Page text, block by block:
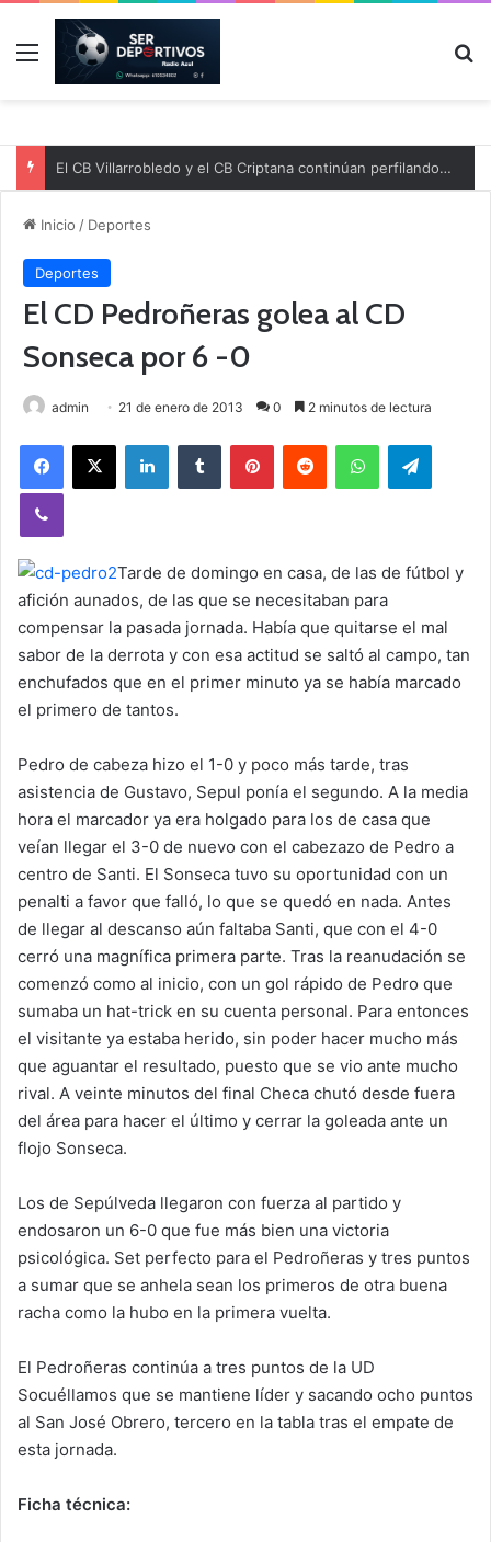
Menú
El CB Villarrobledo y el CB Criptana continúan perfilando sus plantillas
Inicio / Deportes
Deportes
El CD Pedroñeras golea al CD
Sonseca por 6 -0
admin 21 de enero de 2013 0 2 minutos de lectura
Tarde de domingo en casa, de las de fútbol y
afición aunados, de las que se necesitaban para
compensar la pasada jornada. Había que quitarse el mal
sabor de la derrota y con esa actitud se saltó al campo, tan
enchufados que en el primer minuto ya se había marcado
el primero de tantos.
Pedro de cabeza hizo el 1-0 y poco más tarde, tras
asistencia de Gustavo, Sepul ponía el segundo. A la media
hora el marcador ya era holgado para los de casa que
veían llegar el 3-0 de nuevo con el cabezazo de Pedro a
centro de Santi. El Sonseca tuvo su oportunidad con un
penalti a favor que falló, lo que se quedó en nada. Antes
de llegar al descanso aún faltaba Santi, que con el 4-0
cerró una magnífica primera parte. Tras la reanudación se
comenzó como al inicio, con un gol rápido de Pedro que
sumaba un hat-trick en su cuenta personal. Para entonces
el visitante ya estaba herido, sin poder hacer mucho más
que aguantar el resultado, puesto que se vio ante mucho
rival. A veinte minutos del final Checa chutó desde fuera
del área para hacer el último y cerrar la goleada ante un
flojo Sonseca.
Los de Sepúlveda llegaron con fuerza al partido y
endosaron un 6-0 que fue más bien una victoria
psicológica. Set perfecto para el Pedroñeras y tres puntos
a sumar que se anhela sean los primeros de otra buena
racha como la hubo en la primera vuelta.
El Pedroñeras continúa a tres puntos de la UD
Socuéllamos que se mantiene líder y sacando ocho puntos
al San José Obrero, tercero en la tabla tras el empate de
esta jornada.
Ficha técnica: